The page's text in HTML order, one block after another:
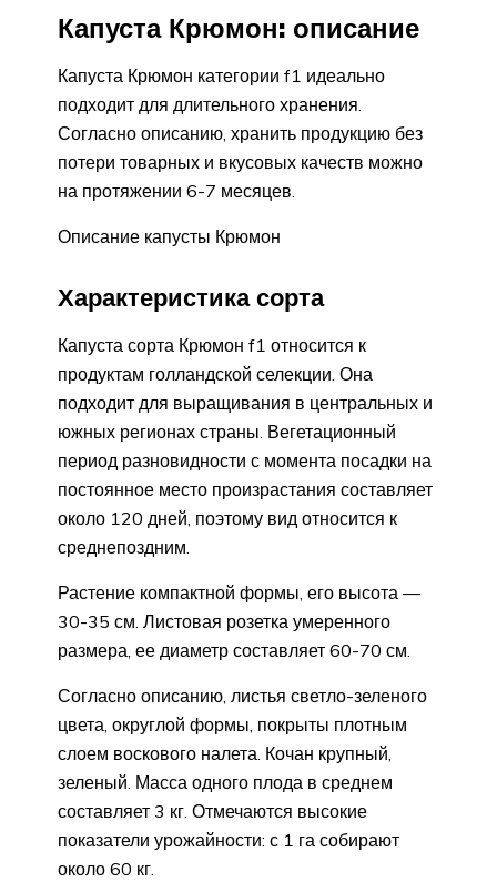
Капуста Крюмон: описание
Капуста Крюмон категории f1 идеально
подходит для длительного хранения.
Согласно описанию, хранить продукцию без
потери товарных и вкусовых качеств можно
на протяжении 6-7 месяцев.
Описание капусты Крюмон
Характеристика сорта
Капуста сорта Крюмон f1 относится к
продуктам голландской селекции. Она
подходит для выращивания в центральных и
южных регионах страны. Вегетационный
период разновидности с момента посадки на
постоянное место произрастания составляет
около 120 дней, поэтому вид относится к
среднепоздним.
Растение компактной формы, его высота —
30-35 см. Листовая розетка умеренного
размера, ее диаметр составляет 60-70 см.
Согласно описанию, листья светло-зеленого
цвета, округлой формы, покрыты плотным
слоем воскового налета. Кочан крупный,
зеленый. Масса одного плода в среднем
составляет 3 кг. Отмечаются высокие
показатели урожайности: с 1 га собирают
около 60 кг.